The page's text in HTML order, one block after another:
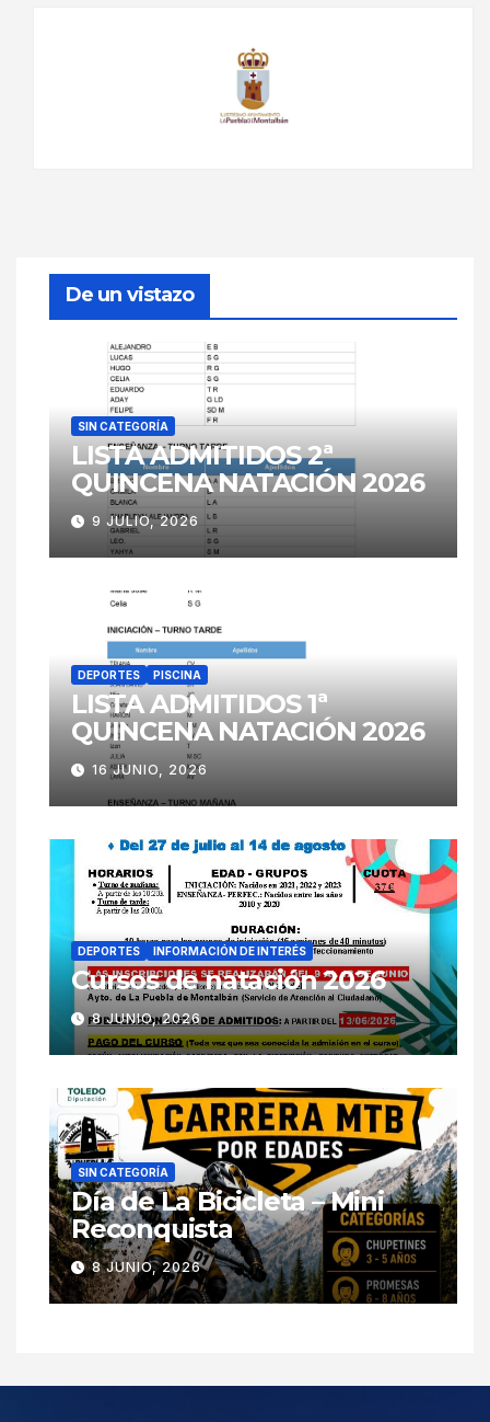
De un vistazo
SIN CATEGORÍA
LISTA ADMITIDOS 2ª
QUINCENA NATACIÓN 2026
9 JULIO, 2026
DEPORTES PISCINA
LISTA ADMITIDOS 1ª
QUINCENA NATACIÓN 2026
16 JUNIO, 2026
DEPORTES INFORMACIÓN DE INTERÉS
Cursos de natación 2026
8 JUNIO, 2026
SIN CATEGORÍA
Día de La Bicicleta – Mini
Reconquista
8 JUNIO, 2026